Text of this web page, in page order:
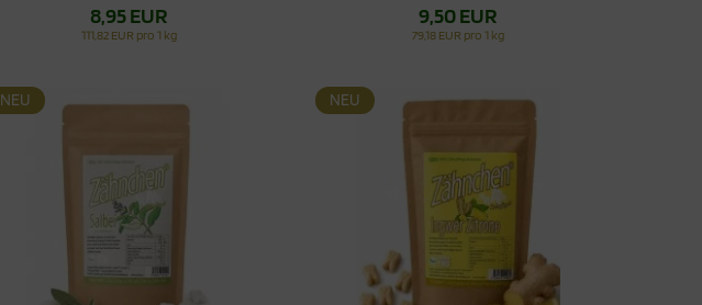
8,95 EUR
111,82 EUR pro 1 kg
9,50 EUR
79,18 EUR pro 1 kg
NEU NEU